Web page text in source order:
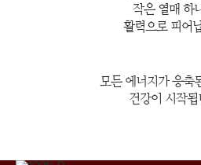
작은 열매 하
활력으로 피어
모든 에너지가 응축
건강이 시작됩